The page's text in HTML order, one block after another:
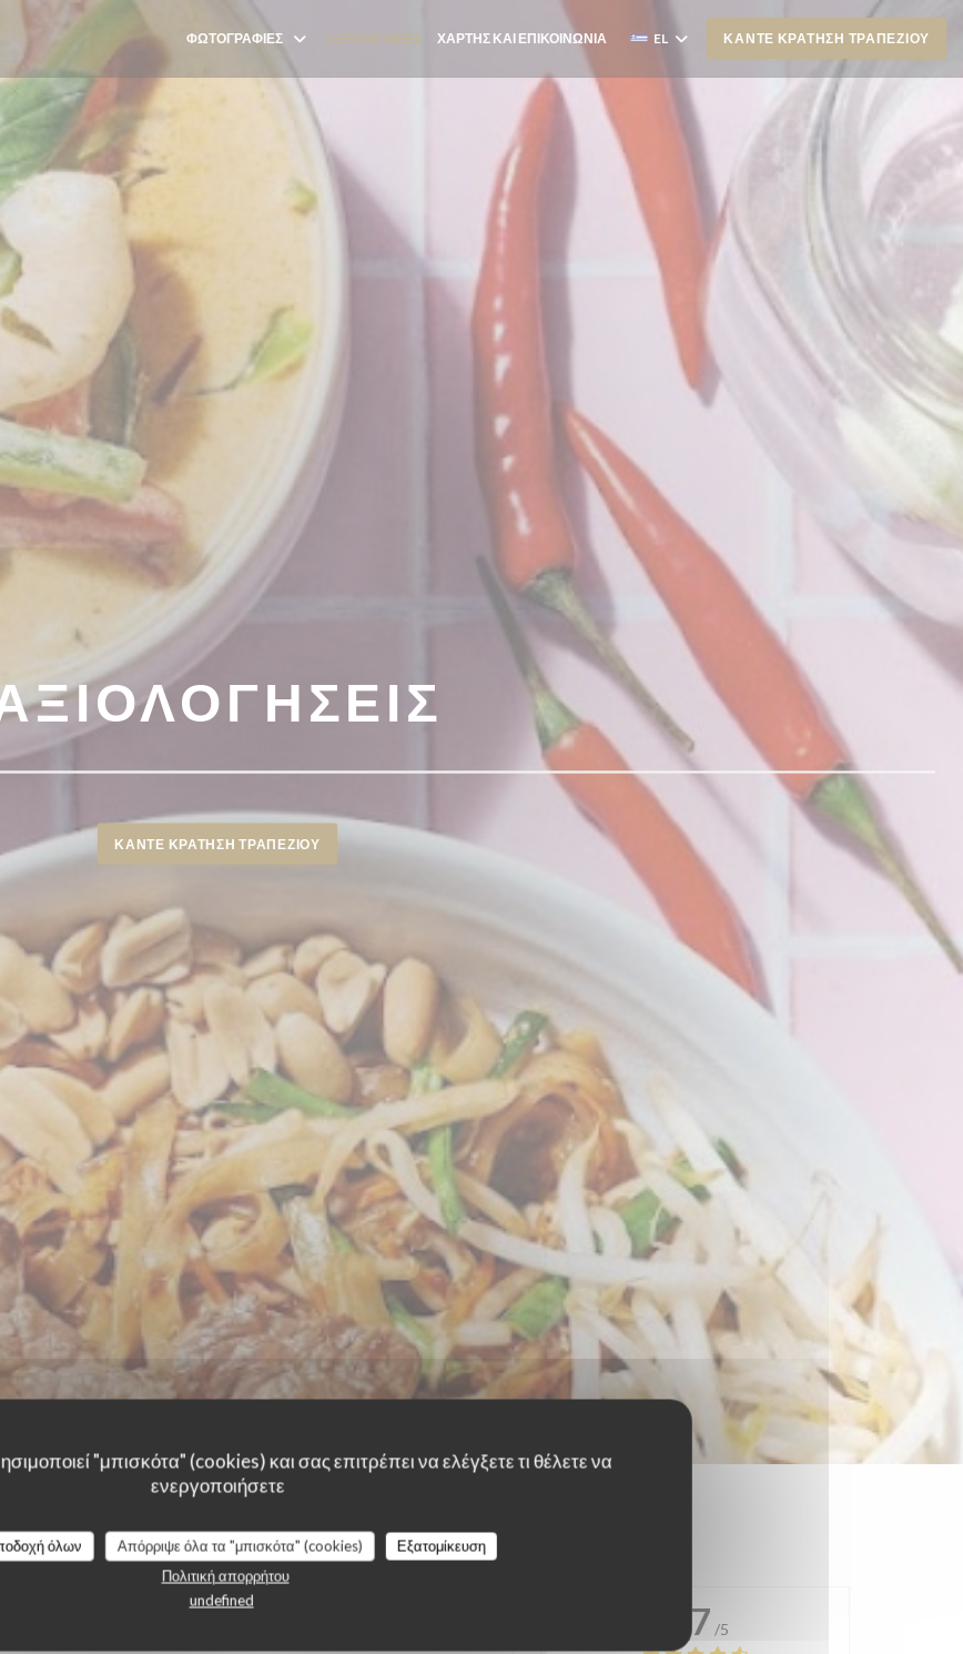
"μπισκότα" (cookies) και σας επιτρέπει να ελέγξετε τι θέλετε να
ενεργοποιήσετε
όλων Απόρριψε όλα τα "μπισκότα" (cookies)
Εξατομίκευση
Πολιτική απορρήτου
undefined
ΦΩΤΟΓΡΑΦΊΕΣ ΑΞΙΟΛΟΓΉΣΕΙΣ ΧΆΡΤΗΣ ΚΑΙ ΕΠΙΚΟΙΝΩΝΊΑ EL ΚΆΝΤΕ ΚΡΆΤΗΣΗ ΤΡΑΠΕΖΙΟΎ
ΚΆΝΤΕ ΚΡΆΤΗΣΗ ΤΡΑΠΕΖΙΟΎ
πελατών μας
4.7 /5